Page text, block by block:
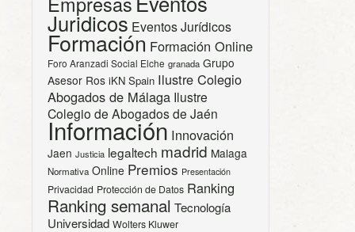
Juridicos Eventos Jurídicos
Formación Formación Online
Foro Aranzadi Social Elche granada Grupo
Asesor Ros iKN Spain Ilustre Colegio
Abogados de Málaga Ilustre
Colegio de Abogados de Jaén
Información Innovación
Jaen Justicia legaltech madrid Malaga
Normativa Online Premios Presentación
Privacidad Protección de Datos Ranking
Ranking semanal Tecnología
Universidad Wolters Kluwer